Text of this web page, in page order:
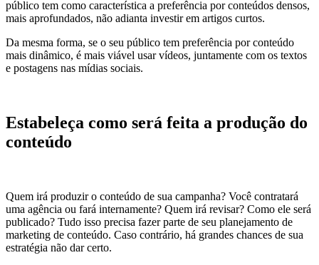
público tem como característica a preferência por conteúdos densos,
mais aprofundados, não adianta investir em artigos curtos.
Da mesma forma, se o seu público tem preferência por conteúdo
mais dinâmico, é mais viável usar vídeos, juntamente com os textos
e postagens nas mídias sociais.
Estabeleça como será feita a produção do
conteúdo
Quem irá produzir o conteúdo de sua campanha? Você contratará
uma agência ou fará internamente? Quem irá revisar? Como ele será
publicado? Tudo isso precisa fazer parte de seu planejamento de
marketing de conteúdo. Caso contrário, há grandes chances de sua
estratégia não dar certo.